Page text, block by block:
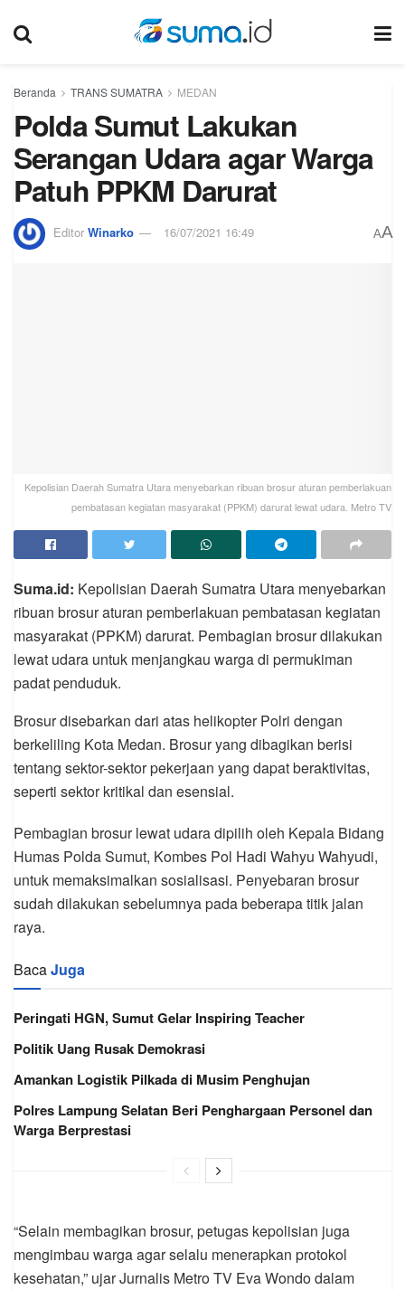
Beranda TRANS SUMATRA MEDAN
Polda Sumut Lakukan
Serangan Udara agar Warga
Patuh PPKM Darurat
Editor Winarko 16/07/2021 16:49 AA
Kepolisian Daerah Sumatra Utara menyebarkan ribuan brosur aturan pemberlakuan
pembatasan kegiatan masyarakat (PPKM) darurat lewat udara. Metro TV
Suma.id: Kepolisian Daerah Sumatra Utara menyebarkan
ribuan brosur aturan pemberlakuan pembatasan kegiatan
masyarakat (PPKM) darurat. Pembagian brosur dilakukan
lewat udara untuk menjangkau warga di permukiman
padat penduduk.
Brosur disebarkan dari atas helikopter Polri dengan
berkeliling Kota Medan. Brosur yang dibagikan berisi
tentang sektor-sektor pekerjaan yang dapat beraktivitas,
seperti sektor kritikal dan esensial.
Pembagian brosur lewat udara dipilih oleh Kepala Bidang
Humas Polda Sumut, Kombes Pol Hadi Wahyu Wahyudi,
untuk memaksimalkan sosialisasi. Penyebaran brosur
sudah dilakukan sebelumnya pada beberapa titik jalan
raya.
BacaJuga
Peringati HGN, Sumut Gelar Inspiring Teacher
Politik Uang Rusak Demokrasi
Amankan Logistik Pilkada di Musim Penghujan
Polres Lampung Selatan Beri Penghargaan Personel dan
Warga Berprestasi
“Selain membagikan brosur, petugas kepolisian juga
mengimbau warga agar selalu menerapkan protokol
kesehatan,” ujar Jurnalis Metro TV Eva Wondo dalam